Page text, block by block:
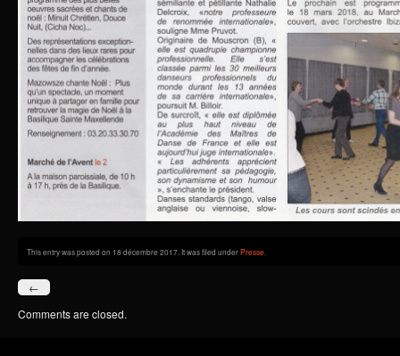
This entry was posted on 18 décembre 2017. It was filed underPresse
←
Comments are closed.